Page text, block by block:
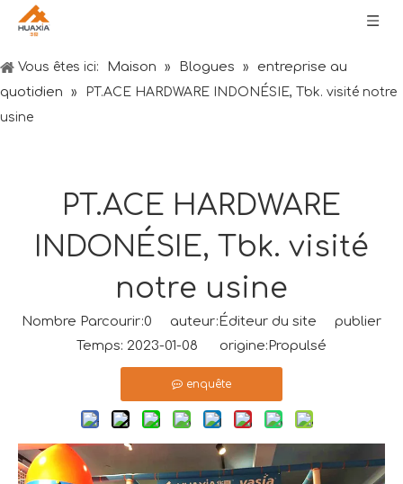
Vous êtes ici: Maison » Blogues »
entreprise au
quotidien
»
PT.ACE HARDWARE INDONÉSIE, Tbk. visité notre
usine
PT.ACE HARDWARE
INDONÉSIE, Tbk. visité
notre usine
Nombre Parcourir:0 auteur:Éditeur du site publier
Temps: 2023-01-08 origine:Propulsé
enquête